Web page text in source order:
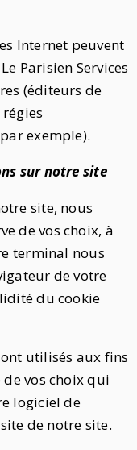
Internet peuvent
Parisien Services
(éditeurs de
exemple).
sur notre site
site, nous
de vos choix, à
terminal nous
de votre
du cookie
utilisés aux fins
de vos choix qui
logiciel de
de notre site.